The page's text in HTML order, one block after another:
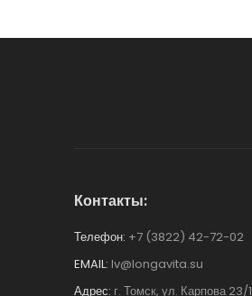
Контакты:
Телефон: +7 (3822) 42-72-02
EMAIL: lv@longavita.su
Адрес: г. Томск, ул. Карпова 23/1